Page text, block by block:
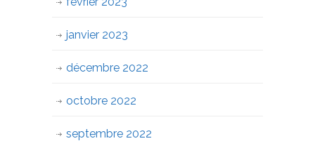
janvier 2023
décembre 2022
octobre 2022
septembre 2022